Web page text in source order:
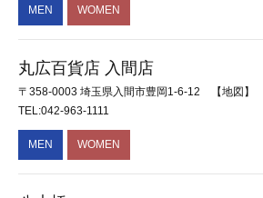
MEN WOMEN
丸広百貨店 入間店
〒358-0003 埼玉県入間市豊岡1-6-12
【地図】
TEL:042-963-1111
MEN WOMEN